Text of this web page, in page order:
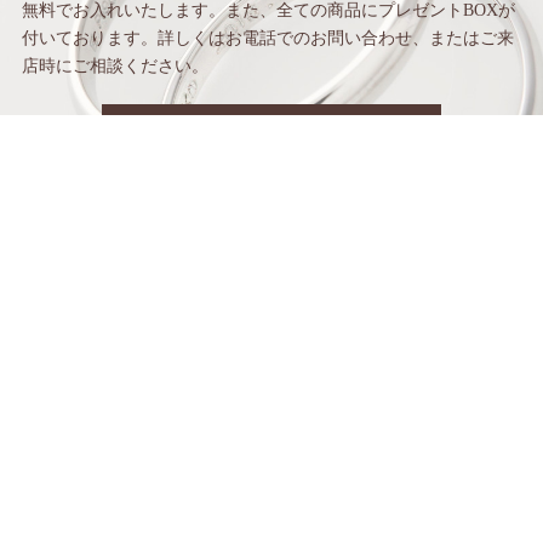
無料でお入れいたします。また、全ての商品にプレゼントBOXが
付いております。詳しくはお電話でのお問い合わせ、
またはご来
店時にご相談ください。